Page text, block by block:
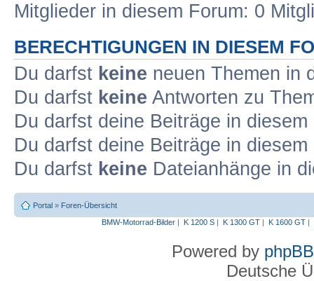
Mitglieder in diesem Forum: 0
BERECHTIGUNGEN IN DIESEM
Du darfst keine neuen Themen in
Du darfst keine Antworten zu
Du darfst deine Beiträge in
Du darfst deine Beiträge in
Du darfst keine Dateianhänge in
Portal » Foren-Übersicht
BMW-Motorrad-Bilder| K 1200 S| K 1300 GT| K 1600 GT|
Powered by phpBB
Deutsche